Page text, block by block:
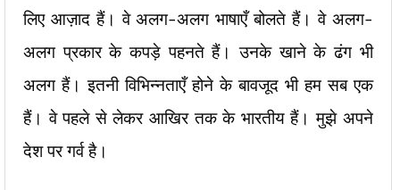
लिए आज़ाद हैं। वे अलग-अलग भाषाएँ बोलते हैं। वे अलग-
अलग प्रकार के कपड़े पहनते हैं। उनके खाने के ढंग भी
अलग हैं। इतनी विभिन्नताएँ होने के बावजूद भी हम सब एक
हैं। वे पहले से लेकर आखिर तक के भारतीय हैं। मुझे अपने
देश पर गर्व है।